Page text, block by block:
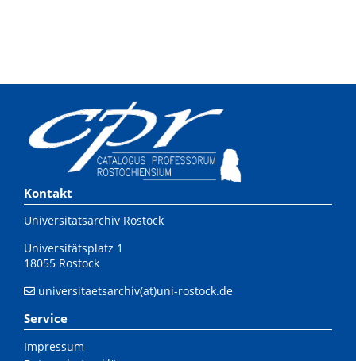
Kontakt
Universitätsarchiv Rostock
Universitätsplatz 1
18055 Rostock
universitaetsarchiv(at)uni-rostock.de
Service
Impressum